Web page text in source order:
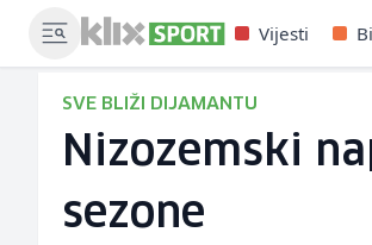
Vijesti
SVE BLIŽI DIJAMANTU
Nizozemski
sezone